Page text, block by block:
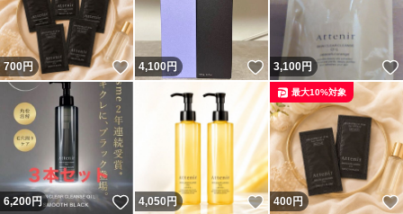
には、軽く水気を拭き取ってからお使いください)
・まつ毛エクステにも使える(一般的なグルーを使用した
まつ毛エクステンションをご使用の方もお使い頂けます)
使い方
・3プッシュ分程度を手に取り、やさしくマッサージする
ようにメイクとなじませた後、水またはぬるま湯で洗い流
700円 いいね！
4,100円 いいね！
3,100円
6,200円 いいね！
4,050円 いいね！
400円
最大10%対象